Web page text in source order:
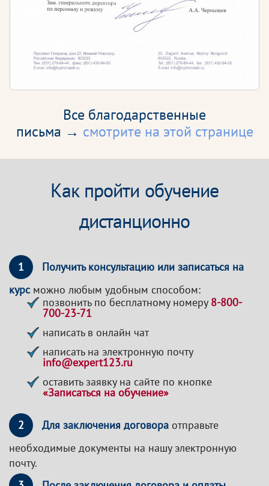
Все благодарственные
письма → смотрите на этой странице
Как пройти обучение
дистанционно
1
Получить консультацию или записаться на
курсможно любым удобным способом:
позвонить по бесплатному номеру 8-800-
700-23-71
написать в онлайн чат
написать на электронную почту
info@expert123.ru
оставить заявку на сайте по кнопке
«Записаться на обучение»
2 Для заключения договора отправьте
необходимые документы на нашу электронную
почту.